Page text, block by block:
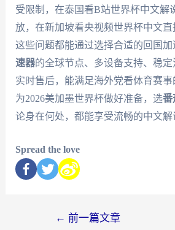
受限制，在泰国看B站世界杯中文解
放，在新加坡看央视频世界杯中文
这些问题都能通过选择合适的回国加
速器的全球节点、多设备支持、稳
实时售后，能满足海外党看体育赛
为2026美加墨世界杯做好准备，选番
论身在何处，都能享受流畅的中文解
Spread the love
← 前一篇文章